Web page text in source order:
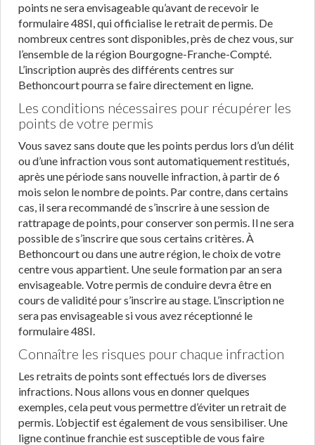
points ne sera envisageable qu’avant de recevoir le
formulaire 48SI, qui officialise le retrait de permis. De
nombreux centres sont disponibles, près de chez vous, sur
l’ensemble de la région Bourgogne-Franche-Compté.
L’inscription auprès des différents centres sur
Bethoncourt pourra se faire directement en ligne.
Les conditions nécessaires pour récupérer les
points de votre permis
Vous savez sans doute que les points perdus lors d’un délit
ou d’une infraction vous sont automatiquement restitués,
après une période sans nouvelle infraction, à partir de 6
mois selon le nombre de points. Par contre, dans certains
cas, il sera recommandé de s’inscrire à une session de
rattrapage de points, pour conserver son permis. Il ne sera
possible de s’inscrire que sous certains critères. À
Bethoncourt ou dans une autre région, le choix de votre
centre vous appartient. Une seule formation par an sera
envisageable. Votre permis de conduire devra être en
cours de validité pour s’inscrire au stage. L’inscription ne
sera pas envisageable si vous avez réceptionné le
formulaire 48SI.
Connaître les risques pour chaque infraction
Les retraits de points sont effectués lors de diverses
infractions. Nous allons vous en donner quelques
exemples, cela peut vous permettre d’éviter un retrait de
permis. L’objectif est également de vous sensibiliser. Une
ligne continue franchie est susceptible de vous faire